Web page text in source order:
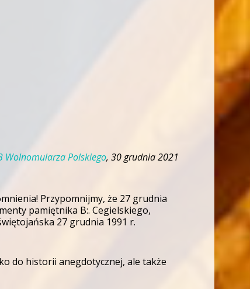
Wolnomularza Polskiego, 30 grudnia 2021
Przypomnijmy, że 27 grudnia
pamiętnika B:. Cegielskiego,
27 grudnia 1991 r.
do historii anegdotycznej, ale także